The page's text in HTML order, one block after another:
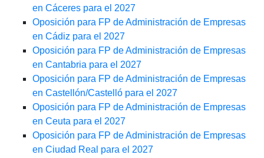
en Cáceres para el 2027
Oposición para FP de Administración de Empresas
en Cádiz para el 2027
Oposición para FP de Administración de Empresas
en Cantabria para el 2027
Oposición para FP de Administración de Empresas
en Castellón/Castelló para el 2027
Oposición para FP de Administración de Empresas
en Ceuta para el 2027
Oposición para FP de Administración de Empresas
en Ciudad Real para el 2027